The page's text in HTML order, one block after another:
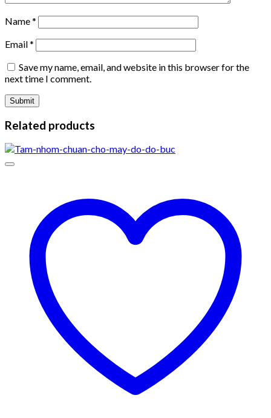
Name*
Email*
Save my name, email, and website in this browser for the
next time I comment.
Related products